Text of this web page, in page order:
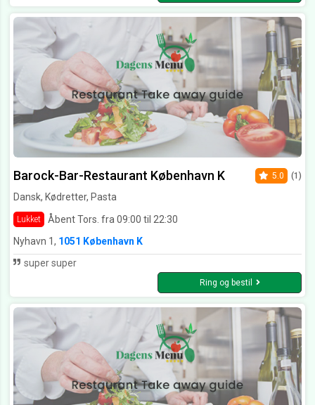
Barock-Bar-Restaurant København K
Dansk, Kødretter, Pasta
Lukket Åbent Tors. fra 09:00 til 22:30
5.0 (1)
Nyhavn 1, 1051 København K
super super
Ring og bestil